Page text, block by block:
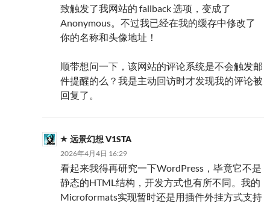
致触发了我网站的 fallback 选项，变成了
Anonymous。不过我已经在我的缓存中修改了
你的名称和头像地址！
顺带想问一下，该网站的评论系统是不会触发邮
件提醒的么？我是主动回访时才发现我的评论被
回复了。
远景幻想 V1STA
2026年4月4日 16:29
看起来我得再研究一下WordPress，毕竟它不是
静态的HTML结构，开发方式也有所不同。我的
Microformats实现暂时还是用插件外挂方式支持